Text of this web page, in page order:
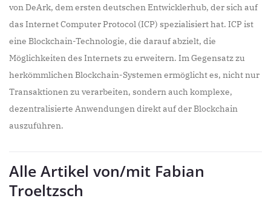
von DeArk, dem ersten deutschen Entwicklerhub, der sich auf
das Internet Computer Protocol (ICP) spezialisiert hat. ICP ist
eine Blockchain-Technologie, die darauf abzielt, die
Möglichkeiten des Internets zu erweitern. Im Gegensatz zu
herkömmlichen Blockchain-Systemen ermöglicht es, nicht nur
Transaktionen zu verarbeiten, sondern auch komplexe,
dezentralisierte Anwendungen direkt auf der Blockchain
auszuführen.
Alle Artikel von/mit Fabian
Troeltzsch